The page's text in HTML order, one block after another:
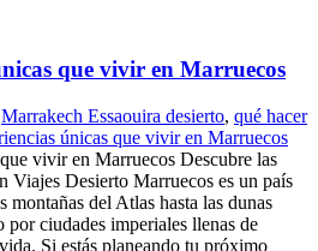
que vivir en Marruecos
Marrakech Essaouira desierto, qué hacer
únicas que vivir en Marruecos
vivir en Marruecos Descubre las
Viajes Desierto Marruecos es un país
montañas del Atlas hasta las dunas
por ciudades imperiales llenas de
Si estás planeando tu próximo